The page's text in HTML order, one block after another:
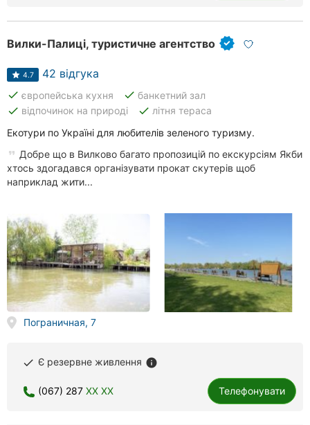
Вилки-Палиці, туристичне агентство
4.7 42 відгука
done європейська кухня done банкетний зал
done відпочинок на природі done літня тераса
Екотури по Україні для любителів зеленого туризму.
Добре що в Вилково багато пропозицій по екскурсіям Якби
хтось здогадався організувати прокат скутерів щоб
наприклад жити...
Пограничная, 7
done Є резервне живлення info
(067) 287 XX XX Телефонувати